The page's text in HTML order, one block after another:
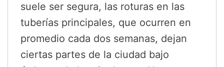
suele ser segura, las roturas en las
tuberías principales, que ocurren en
promedio cada dos semanas, dejan
ciertas partes de la ciudad bajo